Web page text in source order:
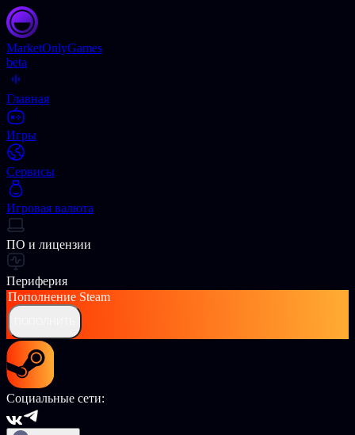
MarketOnlyGames
beta
Главная
Игры
Сервисы
Игровая валюта
ПО и лицензии
Периферия
Пополнение Steam
Социальные сети: